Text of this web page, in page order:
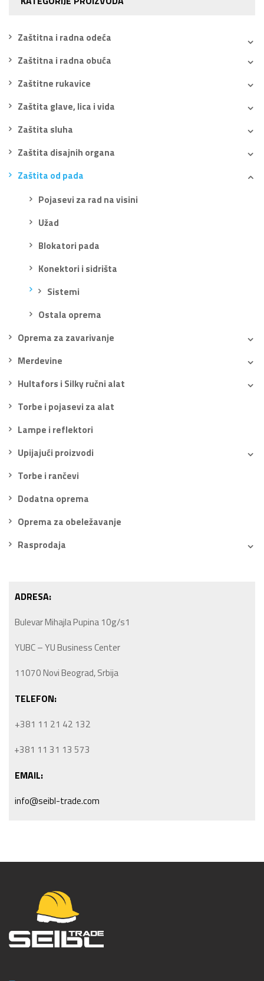
Zaštitna i radna odeća
Zaštitna i radna obuća
Zaštitne rukavice
Zaštita glave, lica i vida
Zaštita sluha
Zaštita disajnih organa
Zaštita od pada
Pojasevi za rad na visini
Užad
Blokatori pada
Konektori i sidrišta
Sistemi
Ostala oprema
Oprema za zavarivanje
Merdevine
Hultafors i Silky ručni alat
Torbe i pojasevi za alat
Lampe i reflektori
Upijajući proizvodi
Torbe i rančevi
Dodatna oprema
Oprema za obeležavanje
Rasprodaja
ADRESA:
Bulevar Mihajla Pupina 10g/s1
YUBC – YU Business Center
11070 Novi Beograd, Srbija
TELEFON:
+381 11 21 42 132
+381 11 31 13 573
EMAIL:
info@seibl-trade.com